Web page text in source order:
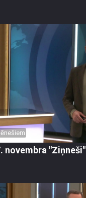
novembra "Ziņneši"